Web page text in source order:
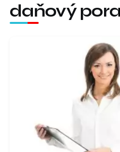
daňový